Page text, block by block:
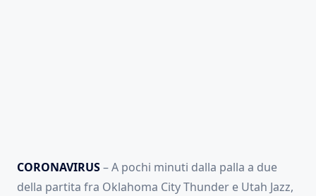
CORONAVIRUS– A pochi minuti dalla palla a due
della partita fra Oklahoma City Thunder e Utah Jazz,